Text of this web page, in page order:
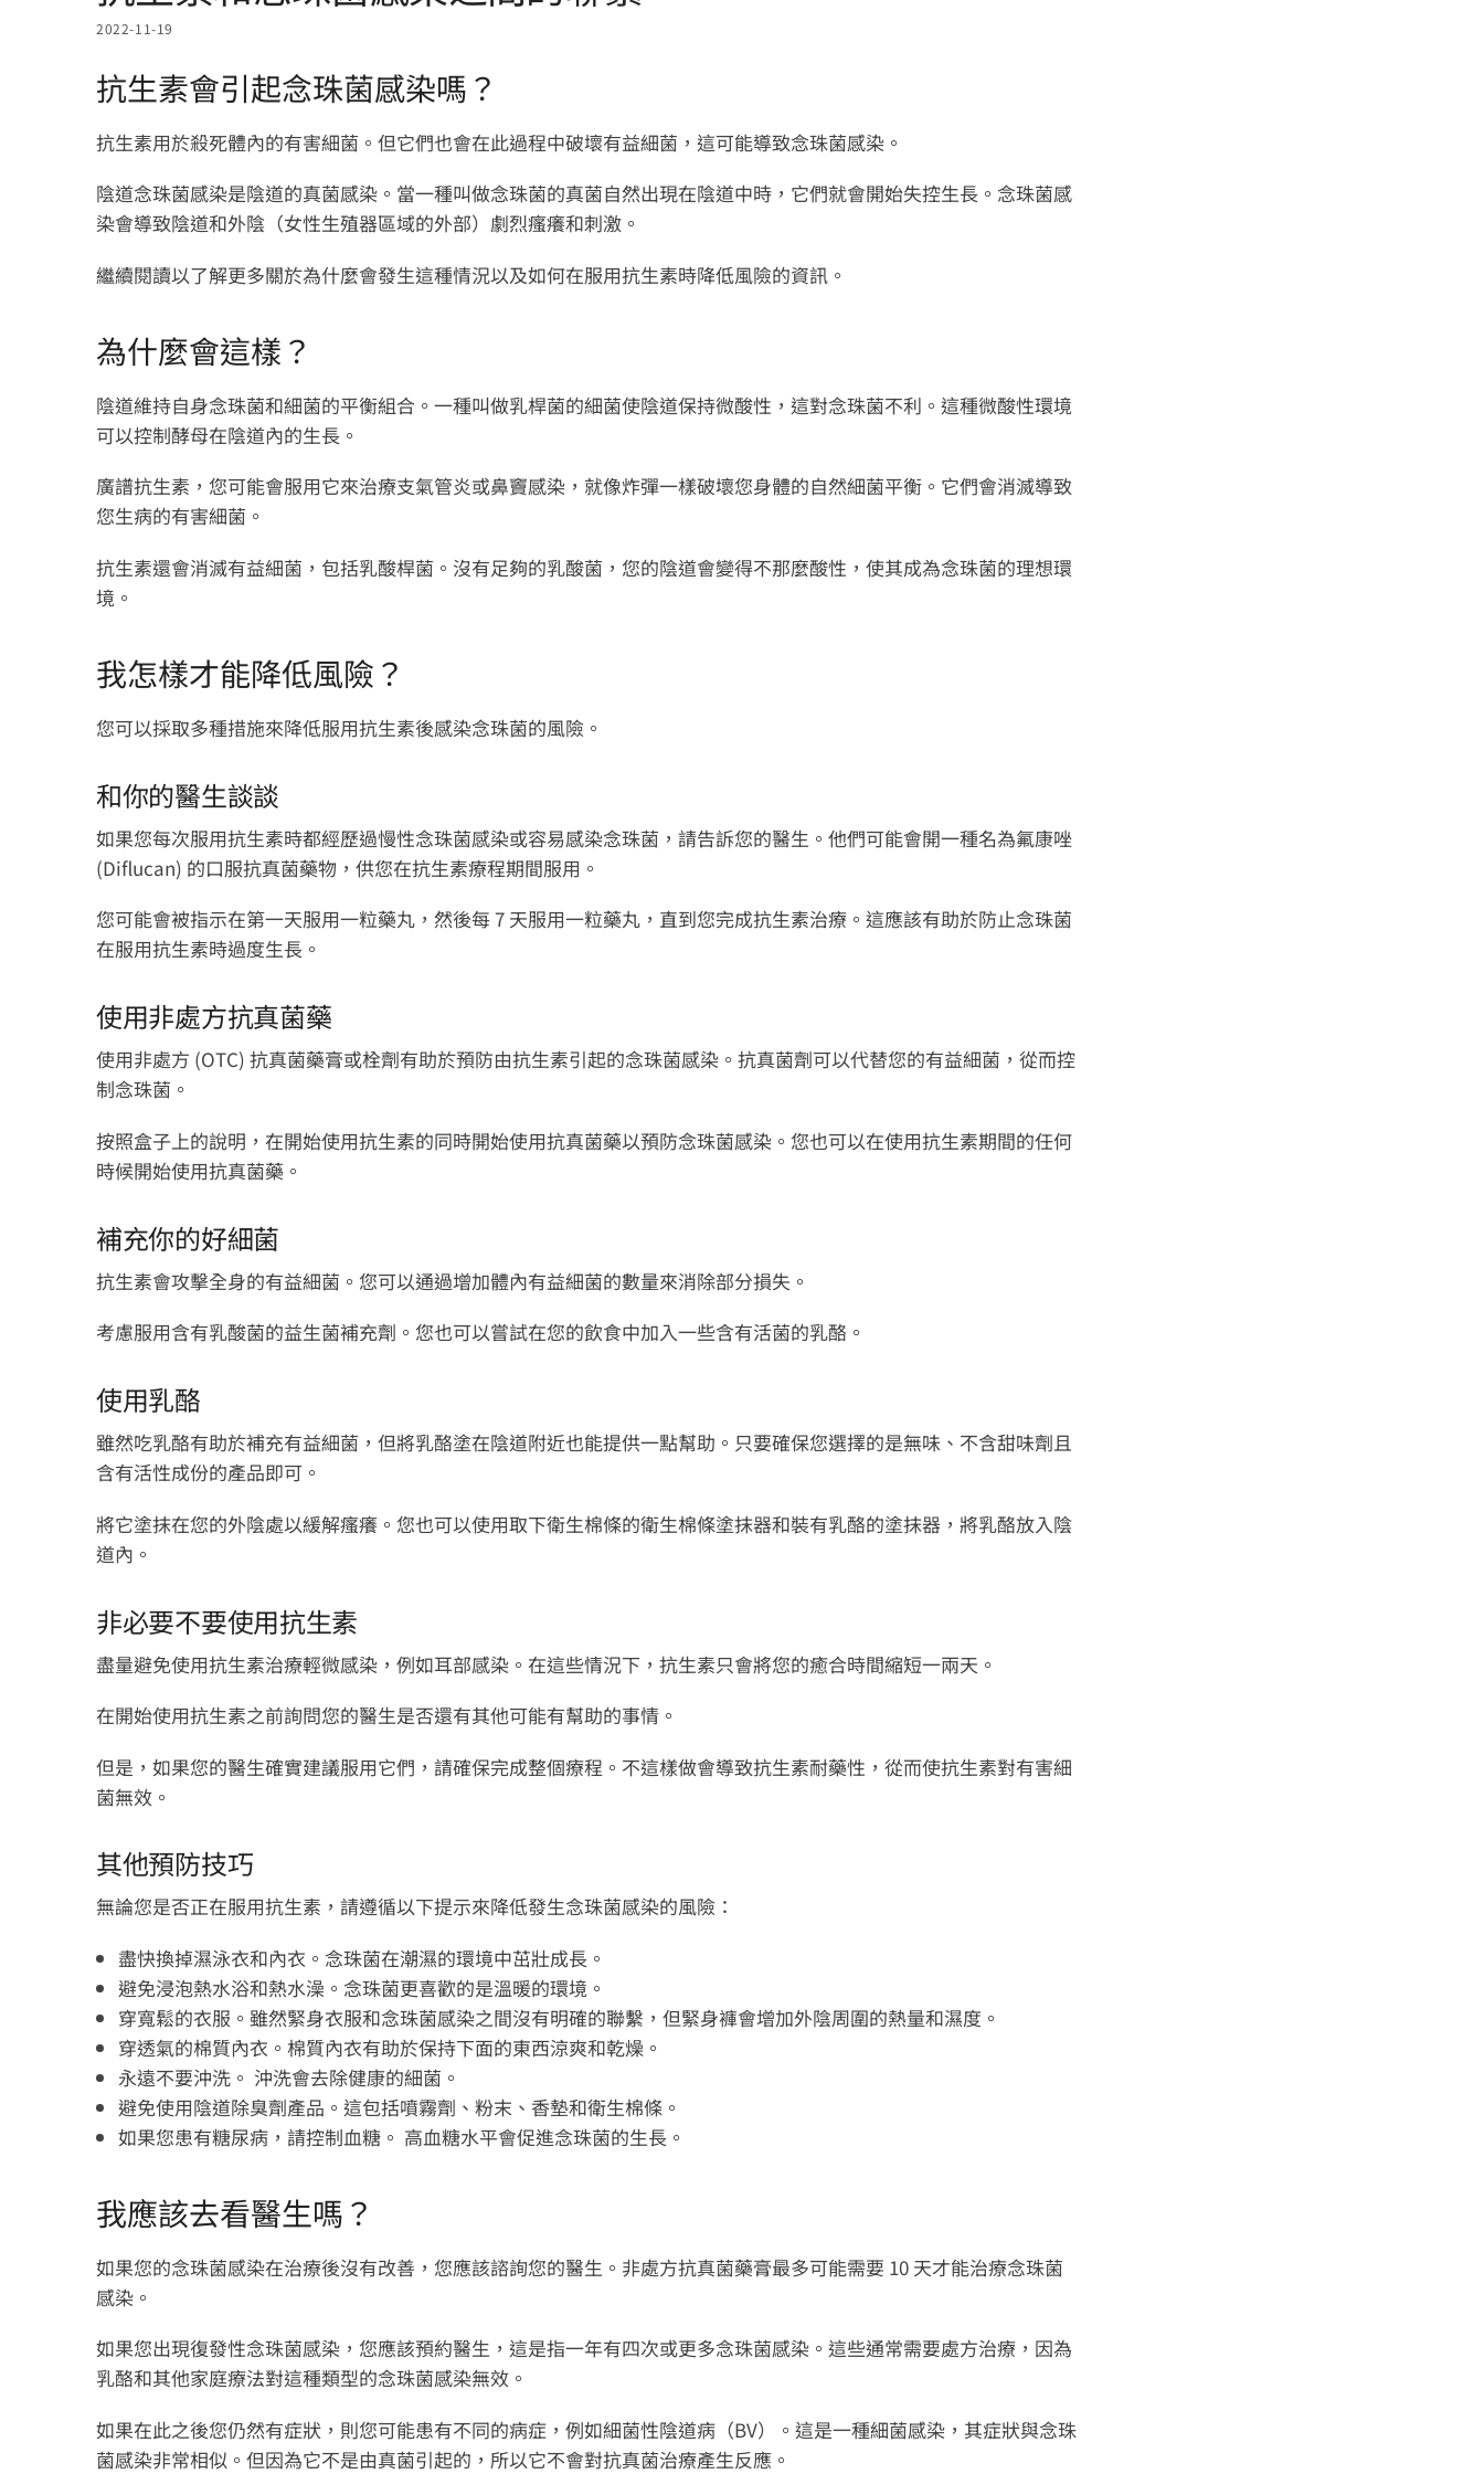
2022-11-19
抗生素會引起念珠菌感染嗎？
抗生素用於殺死體內的有害細菌。但它們也會在此過程中破壞有益細菌，這可能導致念珠菌感染。
陰道念珠菌感染是陰道的真菌感染。當一種叫做念珠菌的真菌自然出現在陰道中時，它們就會開始失控生長。念珠菌感
染會導致陰道和外陰（女性生殖器區域的外部）劇烈瘙癢和刺激。
繼續閱讀以了解更多關於為什麼會發生這種情況以及如何在服用抗生​​素時降低風險的資訊。
為什麼會這樣？
陰道維持自身念珠菌和細菌的平衡組合。一種叫做乳桿菌的細菌使陰道保持微酸性，這對念珠菌不利。這種微酸性環境
可以控制酵母在陰道內的生長。
廣譜抗生素，您可能會服用它來治療支氣管炎或鼻竇感染，就像炸彈一樣破壞您身體的自然細菌平衡。它們會消滅導致
您生病的有害細菌。
抗生素還會消滅有益細菌，包括乳酸桿菌。沒有足夠的乳酸菌，您的陰道會變得不那麼酸性，使其成為念珠菌的理想環
境。
我怎樣才能降低風險？
您可以採取多種措施來降低服用抗生素後感染念珠菌的風險。
和你的醫生談談
如果您每次服用抗生素時都經歷過慢性念珠菌感染或容易感染念珠菌，請告訴您的醫生。他們可能會開一種名為氟康唑
(Diflucan) 的口服抗真菌藥物，供您在抗生素療程期間服用。
您可能會被指示在第一天服用一粒藥丸，然後每 7 天服用一粒藥丸，直到您完成抗生素治療。這應該有助於防止念珠菌
在服用抗生​​素時過度生長。
使用非處方抗真菌藥
使用非處方 (OTC) 抗真菌藥膏或栓劑有助於預防由抗生素引起的念珠菌感染。抗真菌劑可以代替您的有益細菌，從而控
制念珠菌。
按照盒子上的說明，在開始使用抗生素的同時開始使用抗真菌藥以預防念珠菌感染。您也可以在使用抗生素期間的任何
時候開始使用抗真菌藥。
補充你的好細菌
抗生素會攻擊全身的有益細菌。您可以通過增加體內有益細菌的數量來消除部分損失。
考慮服用含有乳酸菌的益生菌補充劑。您也可以嘗試在您的飲食中加入一些含有活菌的乳酪。
使用乳酪
雖然吃乳酪有助於補充有益細菌，但將乳酪塗在陰道附近也能提供一點幫助。只要確保您選擇的是無味、不含甜味劑且
含有活性成份的產品即可。
將它塗抹在您的外陰處以緩解瘙癢。您也可以使用取下衛生棉條的衛生棉條塗抹器和裝有乳酪的塗抹器，將乳酪放入陰
道內。
非必要不要使用抗生素
盡量避免使用抗生素治療輕微感染，例如耳部感染。在這些情況下，抗生素只會將您的癒合時間縮短一兩天。
在開始使用抗生素之前詢問您的醫生是否還有其他可能有幫助的事情。
但是，如果您的醫生確實建議服用它們，請確保完成整個療程。不這樣做會導致抗生素耐藥性，從而使抗生素對有害細
菌無效。
其他預防技巧
無論您是否正在服用抗生​​素，請遵循以下提示來降低發生念珠菌感染的風險：
盡快換掉濕泳衣和內衣。念珠菌在潮濕的環境中茁壯成長。
避免浸泡熱水浴和熱水澡。念珠菌更喜歡的是溫暖的環境。
穿寬鬆的衣服。雖然緊身衣服和念珠菌感染之間沒有明確的聯繫，但緊身褲會增加外陰周圍的熱量和濕度。
穿透氣的棉質內衣。棉質內衣有助於保持下面的東西涼爽和乾燥。
永遠不要沖洗。 沖洗會去除健康的細菌。
避免使用陰道除臭劑產品。這包括噴霧劑、粉末、香墊和衛生棉條。
如果您患有糖尿病，請控制血糖。 高血糖水平會促進念珠菌的生長。
我應該去看醫生嗎？
如果您的念珠菌感染在治療後沒有改善，您應該諮詢您的醫生。非處方抗真菌藥膏最多可能需要 10 天才能治療念珠菌
感染。
如果您出現復發性念珠菌感染，您應該預約醫生，這是指一年有四次或更多念珠菌感染。這些通常需要處方治療，因為
乳酪和其他家庭療法對這種類型的念珠菌感染無效。
如果在此之後您仍然有症狀，則您可能患有不同的病症，例如細菌性陰道病（BV）。這是一種細菌感染，其症狀與念珠
菌感染非常相似。但因為它不是由真菌引起的，所以它不會對抗真菌治療產生反應。